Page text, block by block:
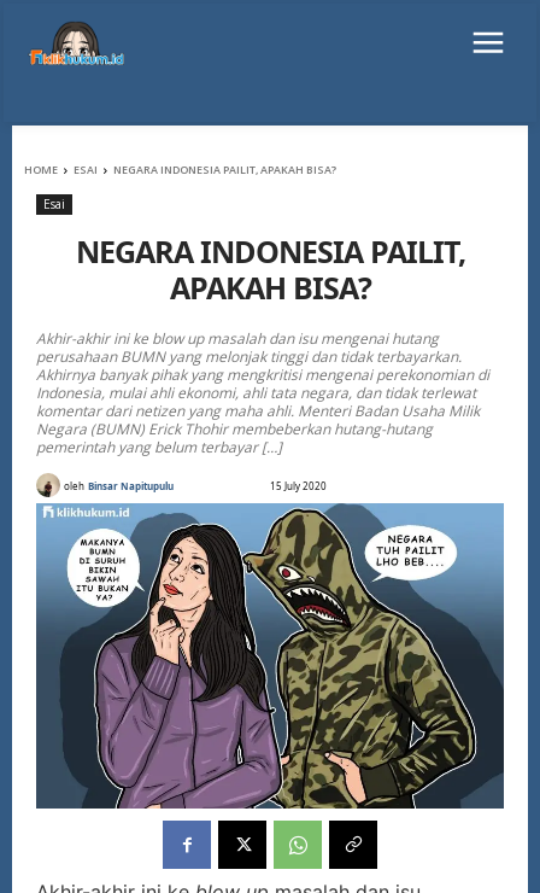
HOME ESAI NEGARA INDONESIA PAILIT, APAKAH BISA?
Esai
NEGARA INDONESIA PAILIT,
APAKAH BISA?
Akhir-akhir ini ke blow up masalah dan isu mengenai hutang
perusahaan BUMN yang melonjak tinggi dan tidak terbayarkan.
Akhirnya banyak pihak yang mengkritisi mengenai perekonomian di
Indonesia, mulai ahli ekonomi, ahli tata negara, dan tidak terlewat
komentar dari netizen yang maha ahli. Menteri Badan Usaha Milik
Negara (BUMN) Erick Thohir membeberkan hutang-hutang
pemerintah yang belum terbayar […]
oleh Binsar Napitupulu 15 July 2020